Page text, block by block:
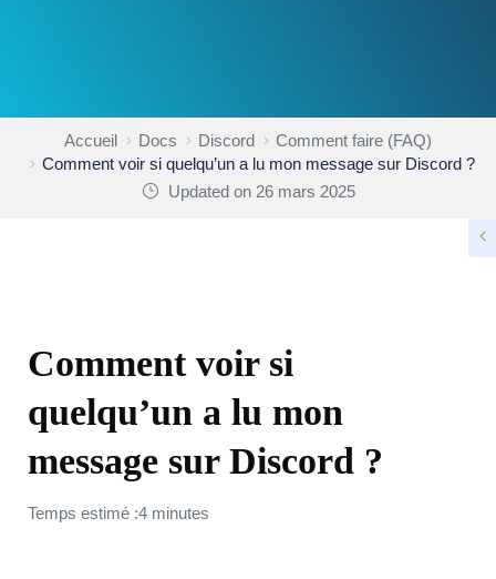
Accueil Docs Discord
Comment faire (FAQ)
Comment voir si quelqu’un a lu mon message sur Discord ?
Updated on 26 mars 2025
Comment voir si
quelqu’un a lu mon
message sur Discord ?
Temps estimé :4 minutes